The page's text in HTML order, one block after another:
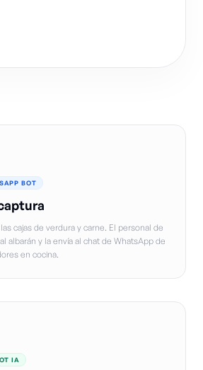
BOT
cajas de verdura y carne. El personal de
albarán y la envía al chat de WhatsApp de
en cocina.
IA